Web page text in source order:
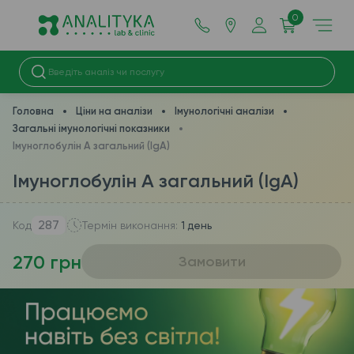
0
Головна Ціни на аналізи
Імунологічні аналізи
Загальні імунологічні показники
Імуноглобулін A загальний (IgA)
Імуноглобулін A загальний (IgA)
Код 287 Термін виконання: 1 день
270 грн Замовити